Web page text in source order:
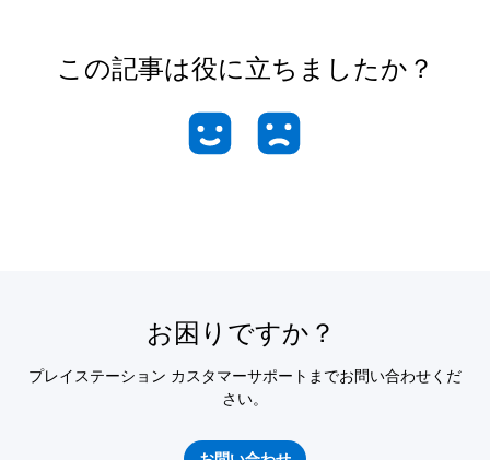
この記事は役に立ちましたか？
お困りですか？
プレイステーション カスタマーサポートまでお問い合わせくだ
さい。